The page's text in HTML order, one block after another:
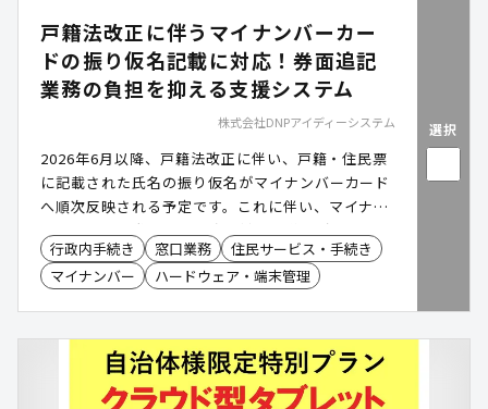
戸籍法改正に伴うマイナンバーカー
ドの振り仮名記載に対応！券面追記
業務の負担を抑える支援システム
株式会社DNPアイディーシステム
2026年6月以降、戸籍法改正に伴い、戸籍・住民票
に記載された氏名の振り仮名がマイナンバーカード
へ順次反映される予定です。これに伴い、マイナン
バーカードの券面更新や追記対応の増加が見込ま
れ、窓口業務の集中や職員負担の増加、手書き対応
による記載品質のばらつきが課題となる可能性があ
えるシステムです。乾燥不要で印字後すぐに交付で
きるため、対応時間の短縮や記載ミスの抑制を支援
し、円滑な窓口運営に活用できます。
行政内手続き 窓口業務
住民サービス・手続き
マイナンバー
ハードウェア・端末管理
選択